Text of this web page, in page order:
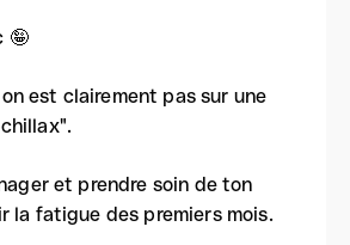
🤪
est clairement pas sur une
et prendre soin de ton
la fatigue des premiers mois.